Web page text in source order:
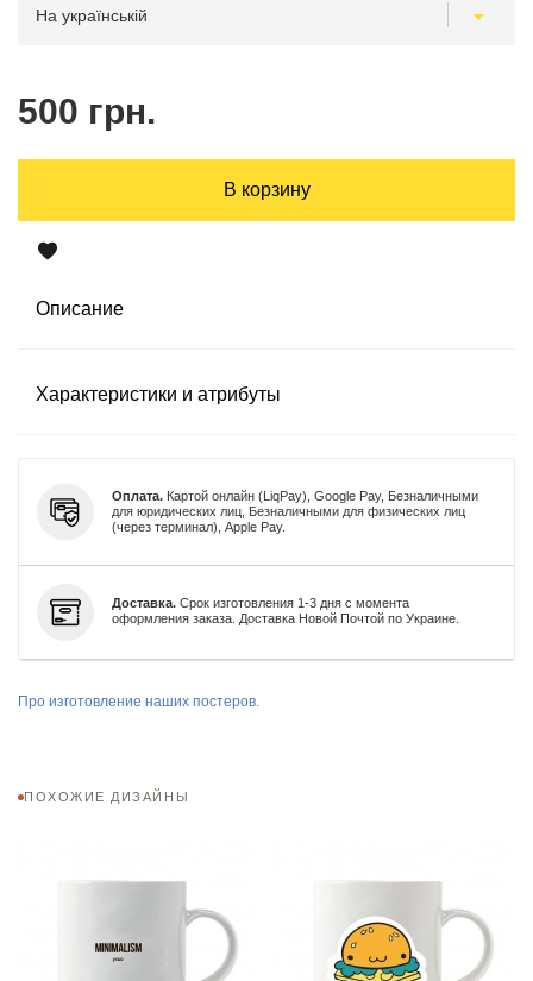
500 грн.
В корзину
Описание
Характеристики и атрибуты
Оплата. Картой онлайн (LiqPay), Google Pay, Безналичными
для юридических лиц, Безналичными для физических лиц
(через терминал), Apple Pay.
Доставка. Срок изготовления 1-3 дня с момента
оформления заказа. Доставка Новой Почтой по Украине.
Про изготовление наших постеров.
ПОХОЖИЕ ДИЗАЙНЫ